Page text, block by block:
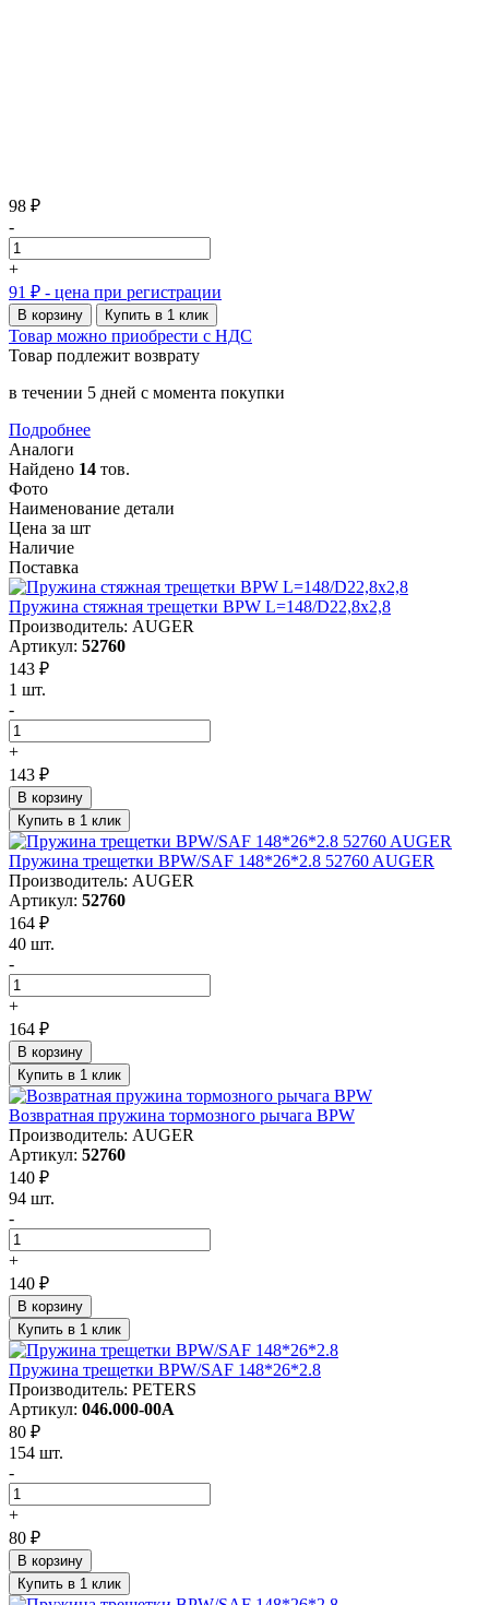
98 ₽
-
+
91 ₽ - цена при регистрации
В корзину Купить в 1 клик
Товар можно приобрести с НДС
Товар подлежит возврату
в течении 5 дней с момента покупки
Подробнее
Аналоги
Найдено 14 тов.
Фото
Наименование детали
Цена за шт
Наличие
Поставка
Пружина стяжная трещетки BPW L=148/D22,8х2,8
Производитель: AUGER
Артикул: 52760
143 ₽
1 шт.
-
+
143 ₽
В корзину
Купить в 1 клик
Пружина трещетки BPW/SAF 148*26*2.8 52760 AUGER
Производитель: AUGER
Артикул: 52760
164 ₽
40 шт.
-
+
164 ₽
В корзину
Купить в 1 клик
Возвратная пружина тормозного рычага BPW
Производитель: AUGER
Артикул: 52760
140 ₽
94 шт.
-
+
140 ₽
В корзину
Купить в 1 клик
Пружина трещетки BPW/SAF 148*26*2.8
Производитель: PETERS
Артикул: 046.000-00A
80 ₽
154 шт.
-
+
80 ₽
В корзину
Купить в 1 клик